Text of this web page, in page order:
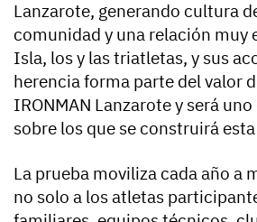
Lanzarote, generando cultura
comunidad y una relación muy
Isla, los y las triatletas, y sus
herencia forma parte del valor
IRONMAN Lanzarote y será
sobre los que se construirá
La prueba moviliza cada año a
no solo a los atletas